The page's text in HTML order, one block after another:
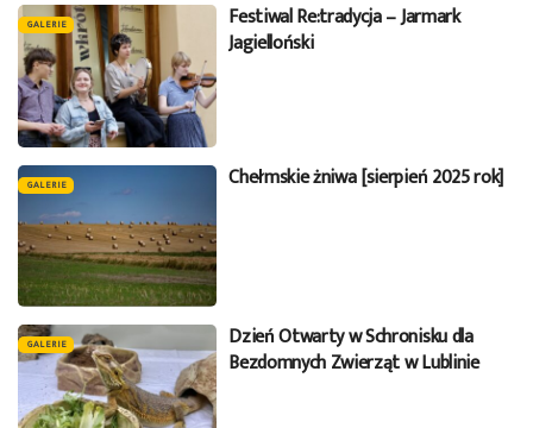
GALERIE
Festiwal Re:tradycja – Jarmark
Jagielloński
GALERIE Chełmskie żniwa [sierpień 2025 rok]
GALERIE
Dzień Otwarty w Schronisku dla
Bezdomnych Zwierząt w Lublinie